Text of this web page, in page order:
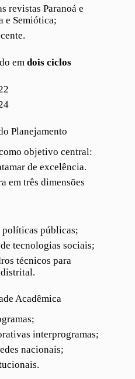
revistas Paranoá e
e Semiótica;
em dois ciclos
Planejamento
objetivo central:
de excelência.
em três dimensões
públicas;
tecnologias sociais;
técnicos para
Acadêmica
interprogramas;
nacionais;